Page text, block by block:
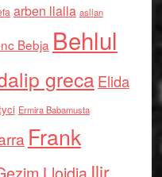
arben llalla asllan
Bebja Behlul
grecaElida
Ermira Babamusta
Frank
Ilir